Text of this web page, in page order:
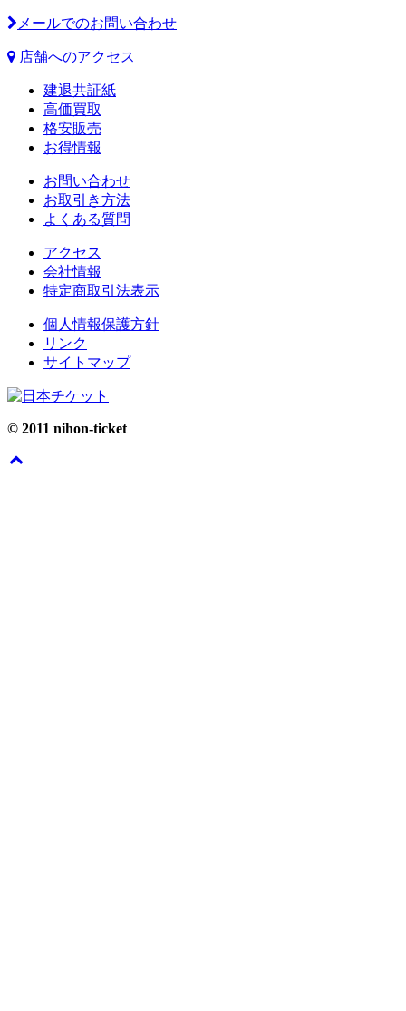
メールでのお問い合わせ
店舗へのアクセス
建退共証紙
高価買取
格安販売
お得情報
お問い合わせ
お取引き方法
よくある質問
アクセス
会社情報
特定商取引法表示
個人情報保護方針
リンク
サイトマップ
© 2011 nihon-ticket